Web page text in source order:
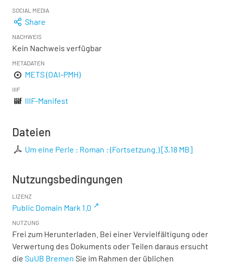
SOCIAL MEDIA
Share
NACHWEIS
Kein Nachweis verfügbar
METADATEN
METS (OAI-PMH)
IIIF
IIIF-Manifest
Dateien
Um eine Perle : Roman : (Fortsetzung.)[3,18 MB]
Nutzungsbedingungen
LIZENZ
Public Domain Mark 1.0
NUTZUNG
Frei zum Herunterladen. Bei einer Vervielfältigung oder
Verwertung des Dokuments oder Teilen daraus ersucht
die SuUB Bremen Sie im Rahmen der üblichen